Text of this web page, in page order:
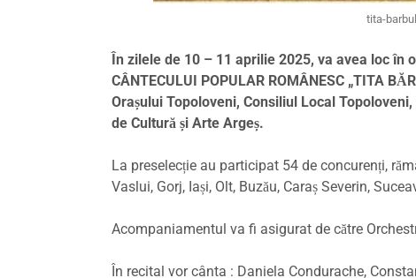
tita-
În zilele de 10 – 11 aprilie 2025, va avea loc în
CÂNTECULUI POPULAR ROMÂNESC „TITA
Orașului Topoloveni, Consiliul Local
de Cultură și Arte Argeș.
La preselecție au participat 54 de concurenți,
Vaslui, Gorj, Iași, Olt, Buzău, Caraș Severin,
Acompaniamentul va fi asigurat de către
În recital vor cânta : Daniela Condurache,